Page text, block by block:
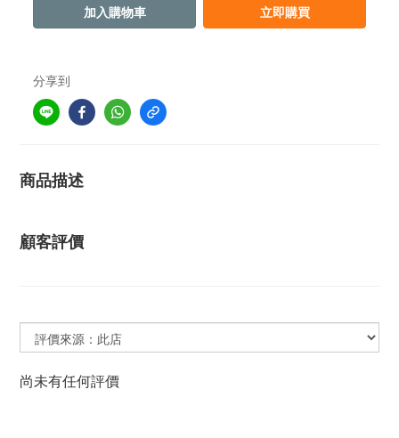
加入購物車 立即購買
分享到
商品描述
顧客評價
尚未有任何評價